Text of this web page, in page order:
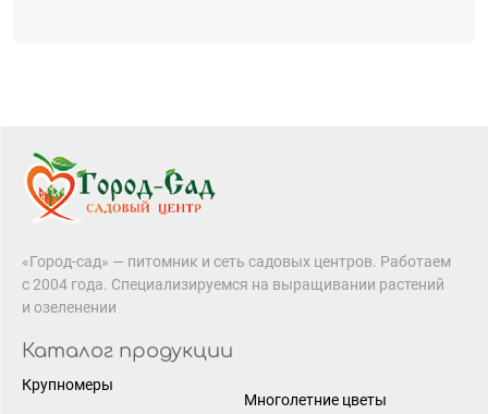
«Город-сад» — питомник и сеть садовых центров. Работаем
с 2004 года. Специализируемся на выращивании растений
и озеленении
Каталог продукции
Крупномеры
Многолетние цветы